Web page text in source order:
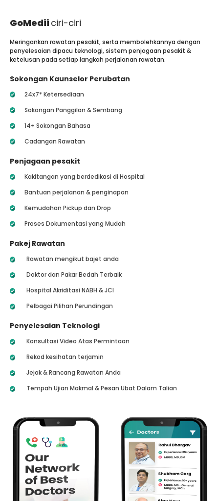
GoMedii ciri-ciri
Meringankan rawatan pesakit, serta membolehkannya dengan
penyelesaian dipacu teknologi, sistem penjagaan pesakit &
ketelusan pada setiap langkah perjalanan rawatan.
Sokongan Kaunselor Perubatan
24x7* Ketersediaan
Sokongan Panggilan & Sembang
14+ Sokongan Bahasa
Cadangan Rawatan
Penjagaan pesakit
Kakitangan yang berdedikasi di Hospital
Bantuan perjalanan & penginapan
Kemudahan Pickup dan Drop
Proses Dokumentasi yang Mudah
Pakej Rawatan
Rawatan mengikut bajet anda
Doktor dan Pakar Bedah Terbaik
Hospital Akriditasi NABH & JCI
Pelbagai Pilihan Perundingan
Penyelesaian Teknologi
Konsultasi Video Atas Permintaan
Rekod kesihatan terjamin
Jejak & Rancang Rawatan Anda
Tempah Ujian Makmal & Pesan Ubat Dalam Talian